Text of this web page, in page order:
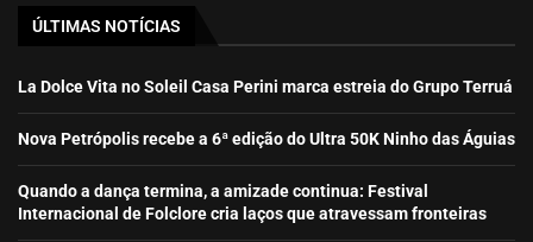
ÚLTIMAS NOTÍCIAS
La Dolce Vita no Soleil Casa Perini marca estreia do Grupo Terruá
Nova Petrópolis recebe a 6ª edição do Ultra 50K Ninho das Águias
Quando a dança termina, a amizade continua: Festival
Internacional de Folclore cria laços que atravessam fronteiras